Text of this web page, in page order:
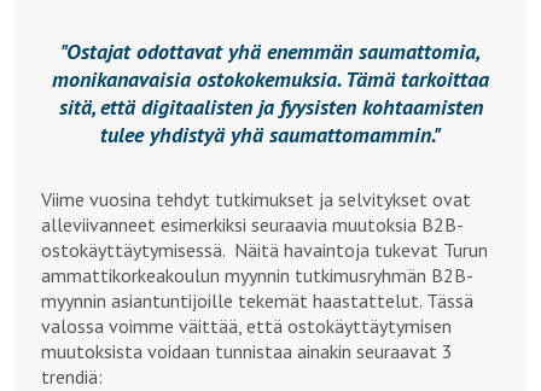
Ostajat odottavat yhä enemmän saumattomia,
monikanavaisia ostokokemuksia. Tämä tarkoittaa
sitä, että digitaalisten ja fyysisten kohtaamisten
tulee yhdistyä yhä saumattomammin.
Viime vuosina tehdyt tutkimukset ja selvitykset ovat
alleviivanneet esimerkiksi seuraavia muutoksia B2B-
ostokäyttäytymisessä. Näitä havaintoja tukevat Turun
ammattikorkeakoulun myynnin tutkimusryhmän B2B-
myynnin asiantuntijoille tekemät haastattelut. Tässä
valossa voimme väittää, että ostokäyttäytymisen
muutoksista voidaan tunnistaa ainakin seuraavat 3
trendiä: